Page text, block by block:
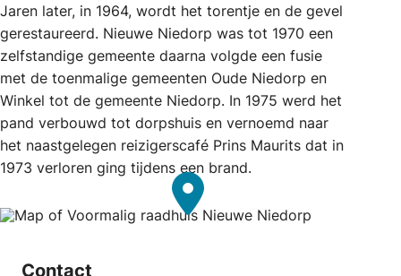
Jaren later, in 1964, wordt het torentje en de gevel
gerestaureerd. Nieuwe Niedorp was tot 1970 een
zelfstandige gemeente daarna volgde een fusie
met de toenmalige gemeenten Oude Niedorp en
Winkel tot de gemeente Niedorp. In 1975 werd het
pand verbouwd tot dorpshuis en vernoemd naar
het naastgelegen reizigerscafé Prins Maurits dat in
1973 verloren ging tijdens een brand.
Contact